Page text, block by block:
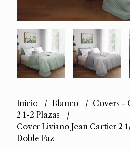
Inicio Blanco
Covers -
2 1-2 Plazas
Cover Liviano Jean Cartier 2
Doble Faz